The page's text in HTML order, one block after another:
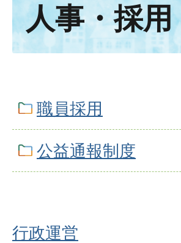
人事・採用
職員採用
公益通報制度
行政運営